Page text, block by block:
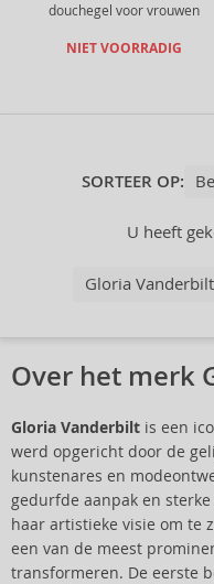
douchegel voor vrouwen
NIET VOORRADIG
SORTEER OP:
U heeft
Gloria Vanderbilt
Over het merk
Gloria Vanderbilt is een
werd opgericht door de
kunstenares en
gedurfde aanpak en
haar artistieke visie om te
een van de meest
transformeren. De eerste